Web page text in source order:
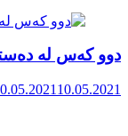
دوو کەس لە
10.05.2021